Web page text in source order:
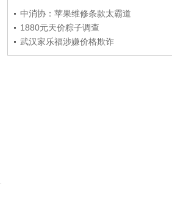
中消协：苹果维修条款太霸道
1880元天价粽子调查
武汉家乐福涉嫌价格欺诈